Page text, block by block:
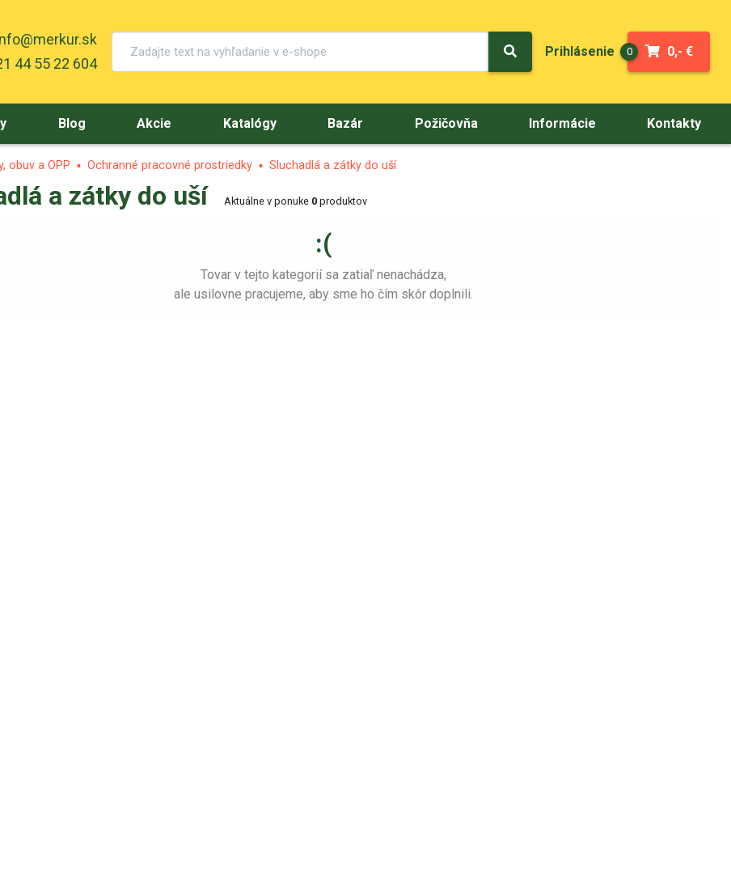
44 55 22 604
Prihlásenie 0 0,- €
Blog Akcie Katalógy Bazár Požičovňa Informácie Kontakty
obuv a OPP Ochranné pracovné prostriedky Sluchadlá a zátky do uší
a zátky do uší Aktuálne v ponuke 0 produktov
:(
Tovar v tejto kategorií sa zatiaľ nenachádza,
ale usilovne pracujeme, aby sme ho čím skôr doplnili.